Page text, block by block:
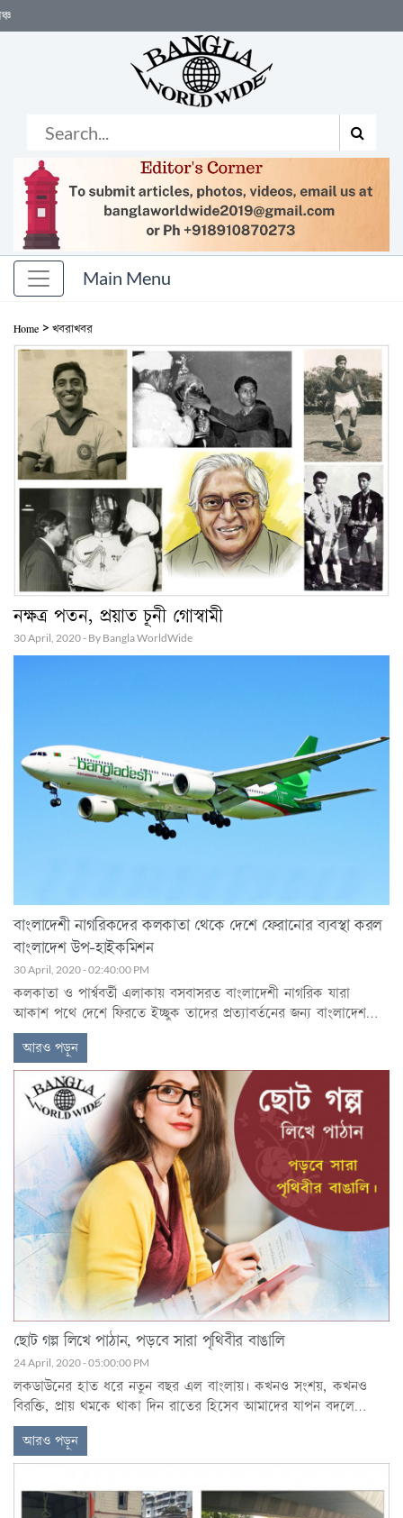
Home > খবরাখবর
নক্ষত্র পতন, প্রয়াত চূনী গোস্বামী
30 April, 2020 - By Bangla WorldWide
বাংলাদেশী নাগরিকদের কলকাতা থেকে দেশে ফেরানোর ব্যবস্থা করল
বাংলাদেশ উপ-হাইকমিশন
30 April, 2020 - 02:40:00 PM
কলকাতা ও পার্শ্ববর্তী এলাকায় বসবাসরত বাংলাদেশী নাগরিক যারা
আকাশ পথে দেশে ফিরতে ইচ্ছুক তাদের প্রত্যাবর্তনের জন্য বাংলাদেশ
উপ-হাইকমিশ, কলকাতা তথা বাংলাদেশ সরকার প্রয়োজনীয় ব্যবস্থা গ্রহণ
করছে।
আরও পড়ুন
ছোট গল্প লিখে পাঠান, পড়বে সারা পৃথিবীর বাঙালি
24 April, 2020 - 05:00:00 PM
লকডাউনের হাত ধরে নতুন বছর এল বাংলায়। কখনও সংশয়, কখনও
বিরক্তি, প্রায় থমকে থাকা দিন রাতের হিসেব আমাদের যাপন বদলে
দিয়েছে।
আরও পড়ুন